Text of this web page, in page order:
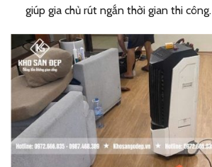
giúp gia chủ rút ngắn thời gian thi công.